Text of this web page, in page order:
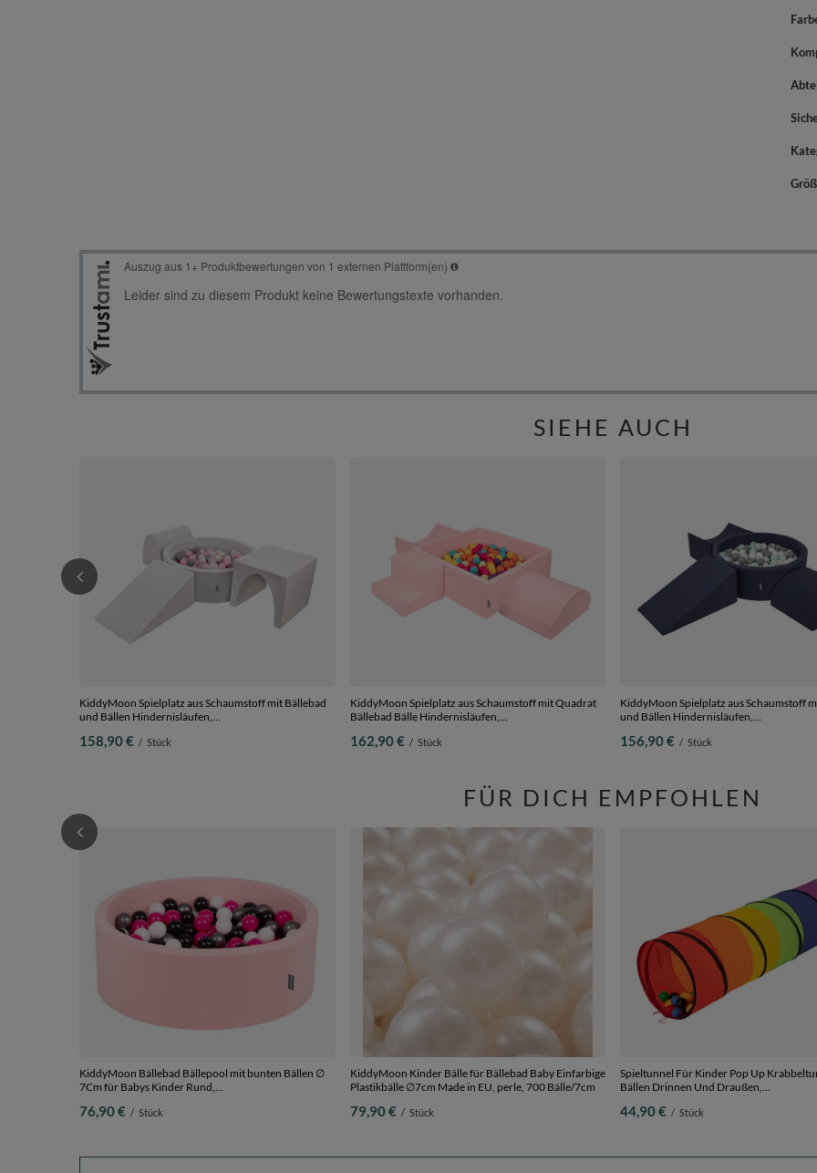
SIEHE AUCH
KiddyMoon Spielplatz aus Schaumstoff mit Bällebad
und Bällen Hindernisläufen,
(200 Bälle) + Version 2
158,90 € / Stück
KiddyMoon Spielplatz aus Schaumstoff mit Quadrat
Bällebad Bälle Hindernisläufen,
Bällebad (200 Bälle) + Version 6
162,90 € / Stück
KiddyMoon Spielplatz aus Schaumstoff
und Bällen Hindernisläufen,
Version 4
156,90 € / Stück
FÜR DICH EMPFOHLEN
KiddyMoon Bällebad Bällepool mit bunten Bällen ∅
7Cm für Babys Kinder Rund,
200 Bälle
76,90 € / Stück
KiddyMoon Kinder Bälle für Bällebad Baby Einfarbige
Plastikbälle ∅7cm Made in EU, perle, 700 Bälle/7cm
79,90 € / Stück
Spieltunnel Für Kinder Pop Up
Bällen Drinnen Und Draußen,
44,90 € / Stück